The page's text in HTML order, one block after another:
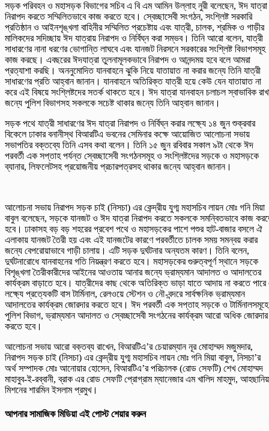
সড়ক পরিবহন ও মহাসড়ক বিভাগের সচিব এ বি এম আমিন উল্লাহ নুরী বলেছেন, ঈদ যাত্রা
নিরাপদ করতে সম্মিলিতভাবে কাজ করতে হবে। স্বেচ্ছাসেবী সংগঠন, সংশ্লিষ্ট সরকারি
প্রতিষ্ঠান ও আইনশৃঙ্খলা বাহিনীর সম্মিলিত প্রচেষ্টায় এবং যাত্রী, চালক, শ্রমিক ও গাড়ীর
মালিকদের সদিচ্ছায় ঈদ যাত্রায় নিরাপদ ও নির্বিঘ্ন করা সম্ভব। তিনি আরো বলেন, যাত্রী
সাধারণের নানা ধরণের ভোগান্তি লাঘবে এবং যানজট নিরসনে সরকারের সংশ্লিষ্ট বিভাগসমূহ
কাজ করছে। এবছরের ঈদযাত্রা তুলনামূলকভাবে নিরাপদ ও আনন্দময় হবে বলে আমরা
প্রত্যাশা করছি। অননুমোদিত যানবাহনে ঝুকি নিয়ে যাতায়াত না করার জন্যে তিনি যাত্রী
সাধারণের প্রতি আহ্বান জানান। যানবাহনে অতিরিক্ত যাত্রী হয়ে কেউ যেন যাতায়াত না
করে এই বিষয়ে সংশ্লিষ্টদের সতর্ক থাকতে হবে। ঈদ যাত্রা যানবাহন চলাচল স্বাভাবিক
জন্যে পুলিশ বিভাগসহ সকলকে সচেষ্ট থাকার জন্যে তিনি আহ্বান জানান।
সড়ক পথে যাত্রী সাধারণের ঈদ যাত্রা নিরাপদ ও নির্বিঘ্ন করার লক্ষ্যে ১৪ জুন শুক্রবার
বিকেলে ঢাকার বনানীস্থ বিআরটিএ ভবনের সেমিনার কক্ষে আয়োজিত আলোচনা সভায়
সভাপতির বক্তব্যে তিনি এসব কথা বলেন। তিনি ১৫ জুন রবিবার সকাল ৯টা থেকে ঈদ
পরবর্তী এক সপ্তাহ পর্যন্ত স্বেচ্ছাসেবী সংগঠনসমূহ ও সংশ্লিষ্টদের সড়কে ও মহাসড়কে
ব্যানার, লিফলেটসহ প্রয়োজনীয় প্রচারপত্রসহ থাকার জন্যে আহ্বান জানান।
আলোচনা সভায় নিরাপদ সড়ক চাই (নিসচা) এর কেন্দ্রীয় যুগ্ম মহাসচিব লায়ন মোঃ গনি মিয়া
বাবুল বলেছেন, সড়কে যানজট ও ঈদ যাত্রা নিরাপদ করতে সকলকে সমন্বিতভাবে কাজ
হবে। ঢাকাসহ বড় বড় শহরের প্রবেশ পথে ও মহাসড়কের পাশে পশুর হাট-বাজার বসলে ঐ
এলাকায় যানজট তৈরী হয় এবং এই যানজটের কারণে পরবর্তীতে চালক সময় সমন্বয় করার
জন্যে বেপরোয়াভাবে গাড়ী চালায়। এটি সড়ক দুর্ঘটনার অন্যতম কারণ। তিনি বলেন,
দুর্ঘটনারোধে যানবাহনের গতি নিয়ন্ত্রণ করতে হবে। মহাসড়কের গুরুত্বপূর্ণ স্থানে সড়কে
বিশৃঙ্খলা তৈরীকারীদের আইনের আওতায় আনার জন্যে ভ্রাম্যমান আদালত ও আদালতের
কার্যক্রম বাড়াতে হবে। যাত্রীদের কাছ থেকে অতিরিক্ত ভাড়া যাতে আদায় না করতে
লক্ষ্যে প্রত্যেকটি বাস টার্মিনাল, রেলওয়ে স্টেশন ও নৌ-বন্দরে সার্বক্ষনিক ভ্রাম্যমান
আদালতের কার্যক্রম জোরদার করতে হবে। ঈদ পরবর্তী এক সপ্তাহ সড়কে ও টার্মিনালসমূহে
পুলিশ বিভাগ, ভ্রাম্যমান আদালত ও স্বেচ্ছাসেবী সংগঠনের কার্যক্রম আরো অধিক জোরদার
করতে হবে।
আলোচনা সভায় আরো বক্তব্য রাখেন, বিআরটিএ’র চেয়ারম্যান নূর মোহাম্মদ মজুমদার,
নিরাপদ সড়ক চাই (নিসচা) এর কেন্দ্রীয় যুগ্ম মহাসচিব লায়ন মোঃ গনি মিয়া বাবুল, নিসচা’র
অর্থ সম্পাদক মোঃ আনোয়ার হোসেন, বিআরটিএ’র পরিচালক (রোড সেফটি) শেখ মোহাম্মদ
মাহাবুব-ই-রব্বানী, ব্রাক এর রোড সেফটি প্রোগ্রাম ম্যানেজার এম খালিদ মাহমুদ,
মিশনের শারমিন ইসলাম প্রমুখ।
আপনার সামাজিক মিডিয়া এই পোস্ট শেয়ার করুন